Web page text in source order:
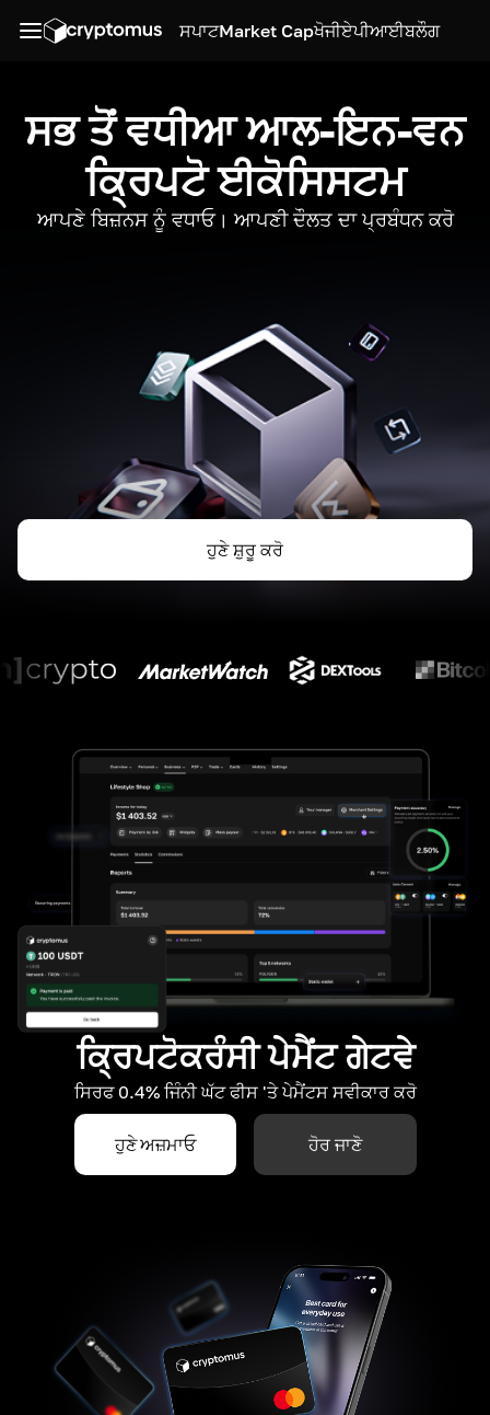
ਸਪਾਟMarket Capਖੋਜੀਏਪੀਆਈਬਲੌਗ
ਸਭ ਤੋਂ ਵਧੀਆ ਆਲ-ਇਨ-ਵਨ
ਕ੍ਰਿਪਟੋ ਈਕੋਸਿਸਟਮ
ਆਪਣੇ ਬਿਜ਼ਨਸ ਨੂੰ ਵਧਾਓ। ਆਪਣੀ ਦੌਲਤ ਦਾ ਪ੍ਰਬੰਧਨ ਕਰੋ
ਹੁਣੇ ਸ਼ੁਰੂ ਕਰੋ
ਕ੍ਰਿਪਟੋਕਰੰਸੀ ਪੇਮੈਂਟ ਗੇਟਵੇ
ਸਿਰਫ 0.4% ਜਿੰਨੀ ਘੱਟ ਫੀਸ 'ਤੇ ਪੇਮੈਂਟਸ ਸਵੀਕਾਰ ਕਰੋ
ਹੁਣੇ ਅਜ਼ਮਾਓ ਹੋਰ ਜਾਣੋ